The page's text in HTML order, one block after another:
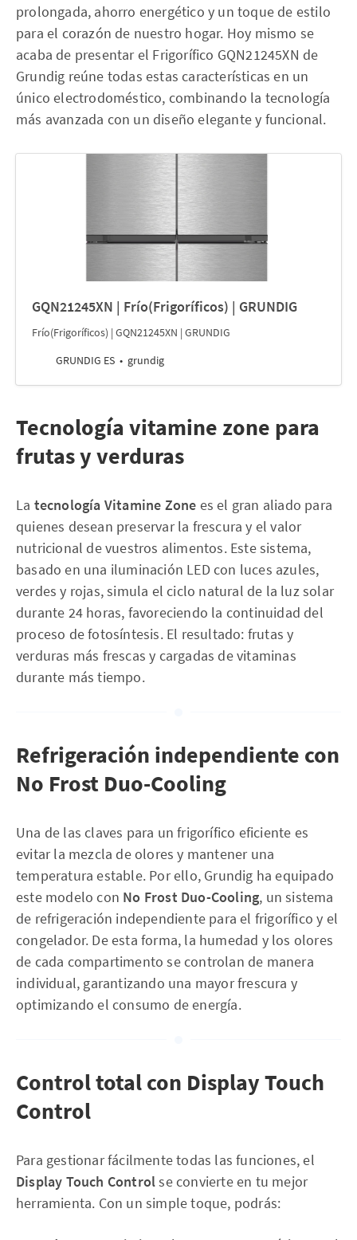
prolongada, ahorro energético y un toque de estilo
para el corazón de nuestro hogar. Hoy mismo se
acaba de presentar el Frigorífico GQN21245XN de
Grundig reúne todas estas características en un
único electrodoméstico, combinando la tecnología
más avanzada con un diseño elegante y funcional.
GQN21245XN | Frío(Frigoríficos) | GRUNDIG
Frío(Frigoríficos) | GQN21245XN | GRUNDIG
GRUNDIG ES
grundig
Tecnología vitamine zone para
frutas y verduras
La tecnología Vitamine Zone es el gran aliado para
quienes desean preservar la frescura y el valor
nutricional de vuestros alimentos. Este sistema,
basado en una iluminación LED con luces azules,
verdes y rojas, simula el ciclo natural de la luz solar
durante 24 horas, favoreciendo la continuidad del
proceso de fotosíntesis. El resultado: frutas y
verduras más frescas y cargadas de vitaminas
durante más tiempo.
Refrigeración independiente con
No Frost Duo-Cooling
Una de las claves para un frigorífico eficiente es
evitar la mezcla de olores y mantener una
temperatura estable. Por ello, Grundig ha equipado
este modelo con No Frost Duo-Cooling, un sistema
de refrigeración independiente para el frigorífico y el
congelador. De esta forma, la humedad y los olores
de cada compartimento se controlan de manera
individual, garantizando una mayor frescura y
optimizando el consumo de energía.
Control total con Display Touch
Control
Para gestionar fácilmente todas las funciones, el
Display Touch Controlse convierte en tu mejor
herramienta. Con un simple toque, podrás: